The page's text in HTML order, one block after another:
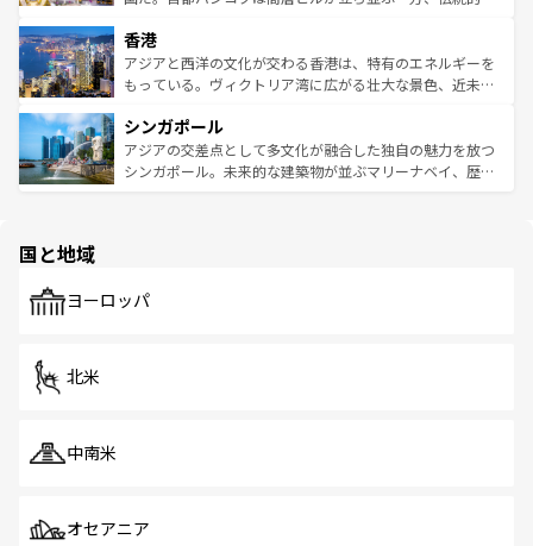
とつ。フォーやバインミー、ベトナムコーヒーなどは、ぜ
ひ現地で味わいたい。どの地域を訪れてもあたたかい人々
が旅行者を迎えてくれるので、きっと忘れられない旅にな
参照してほしい。
の活気が交差している。北部ではチェンマイなどの山岳地
帯で自然と触れ合い、南部ではプーケットやクラビの美し
いビーチでリゾート気分を楽しむことができる。タイ料理
激する。気候は一年中温暖で、どの季節にも異なる楽しみ
が待っている。親しみやすいタイの人々、仏教を中心とし
た文化、そして多様な観光資源が、訪れる旅人を魅了し続
香港
アジアと西洋の文化が交わる香港は、特有のエネルギーを
もっている。ヴィクトリア湾に広がる壮大な景色、近未来
み、どこを訪れても感動するはず。観光スポットが密集し
ており、効率よく見どころを回れるのも魅力。息をのむよ
うな絶景から文化的な体験まで、香港を存分に楽しみ尽く
シンガポール
アジアの交差点として多文化が融合した独自の魅力を放つ
シンガポール。未来的な建築物が並ぶマリーナベイ、歴史
で、ホーカーズは地元の風情を楽しめる外せないスポット
国と地域
ヨーロッパ
北米
中南米
オセアニア